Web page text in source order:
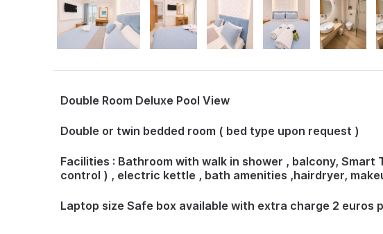
Double Room Deluxe Pool View
Double or twin bedded room ( bed type upon request )
Facilities : Bathroom with walk in shower , balcony,
control ) , electric kettle , bath amenities ,hairdryer,
Laptop size Safe box available with extra charge 2 euros